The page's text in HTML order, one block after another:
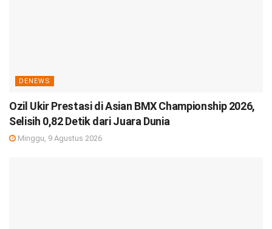
DENEWS
Ozil Ukir Prestasi di Asian BMX Championship 2026,
Selisih 0,82 Detik dari Juara Dunia
Minggu, 9 Agustus 2026